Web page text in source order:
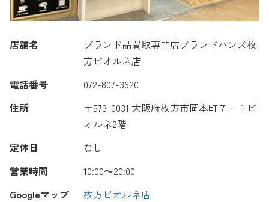
店舗名
ブランド品買取専門店ブランドハンズ枚
方ビオルネ店
電話番号
072-807-3620
住所
〒573-0031 大阪府枚方市岡本町７－１ビ
オルネ2階
定休日
なし
営業時間
10:00〜20:00
Googleマップ
枚方ビオルネ店